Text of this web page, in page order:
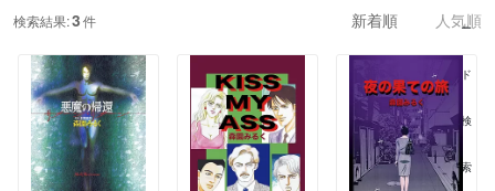
検索結果:3件 新着順 人気順